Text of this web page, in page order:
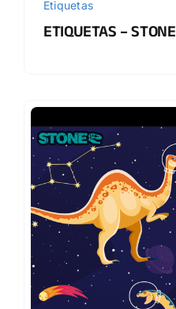
Etiquetas
ETIQUETAS – STONE